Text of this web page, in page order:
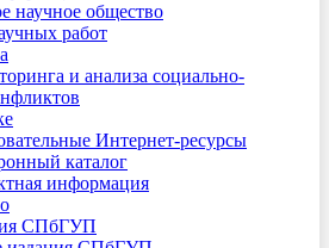
научное общество
работ
и анализа социально-
Интернет-ресурсы
каталог
информация
СПбГУП